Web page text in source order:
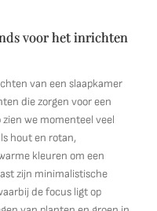
voor het inrichten
van een slaapkamer
die zorgen voor een
we momenteel veel
hout en rotan,
kleuren om een
zijn minimalistische
de focus ligt op